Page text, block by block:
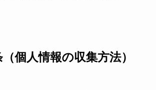
個人情報の収集方法）